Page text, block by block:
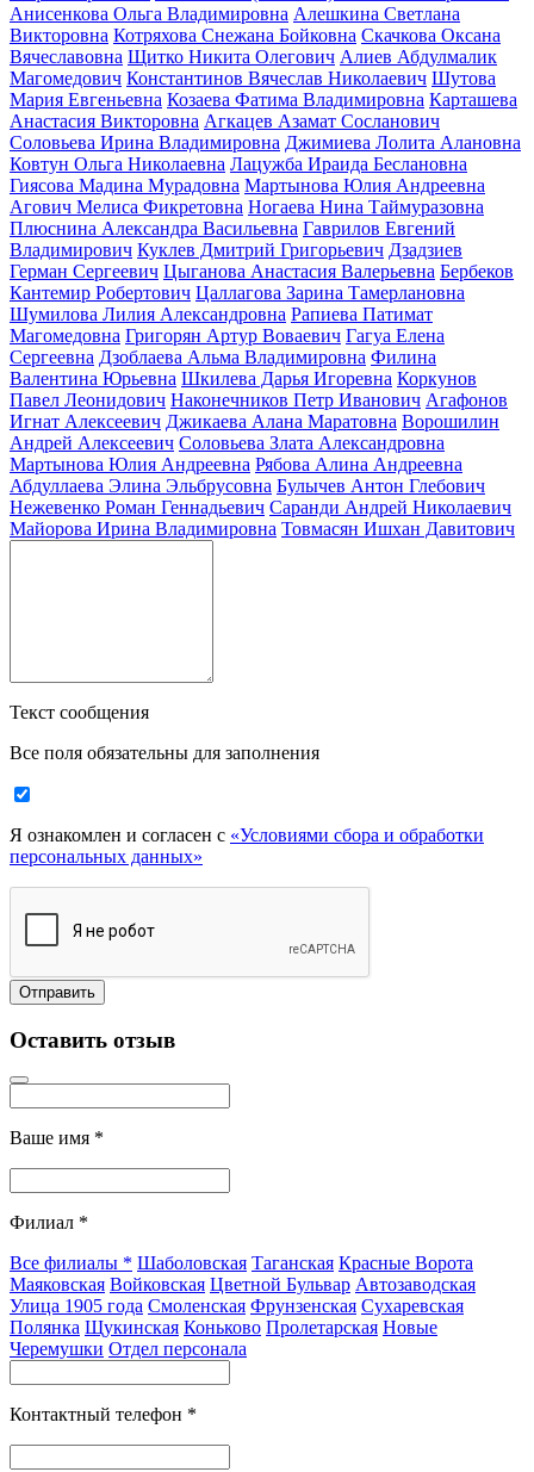
Анисенкова Ольга Владимировна Алешкина Светлана
Викторовна Котряхова Снежана Бойковна Скачкова Оксана
Вячеславовна Щитко Никита Олегович Алиев Абдулмалик
Магомедович Константинов Вячеслав Николаевич Шутова
Мария Евгеньевна Козаева Фатима Владимировна Карташева
Анастасия Викторовна Агкацев Азамат Сосланович
Соловьева Ирина Владимировна Джимиева Лолита Алановна
Ковтун Ольга Николаевна Лацужба Ираида Беслановна
Гиясова Мадина Мурадовна Мартынова Юлия Андреевна
Агович Мелиса Фикретовна Ногаева Нина Таймуразовна
Плюснина Александра Васильевна Гаврилов Евгений
Владимирович Куклев Дмитрий Григорьевич Дзадзиев
Герман Сергеевич Цыганова Анастасия Валерьевна Бербеков
Кантемир Робертович Цаллагова Зарина Тамерлановна
Шумилова Лилия Александровна Рапиева Патимат
Магомедовна Григорян Артур Воваевич Гагуа Елена
Сергеевна Дзоблаева Альма Владимировна Филина
Валентина Юрьевна Шкилева Дарья Игоревна Коркунов
Павел Леонидович Наконечников Петр Иванович Агафонов
Игнат Алексеевич Джикаева Алана Маратовна Ворошилин
Андрей Алексеевич Соловьева Злата Александровна
Мартынова Юлия Андреевна Рябова Алина Андреевна
Абдуллаева Элина Эльбрусовна Булычев Антон Глебович
Нежевенко Роман Геннадьевич Саранди Андрей Николаевич
Майорова Ирина Владимировна Товмасян Ишхан Давитович
Текст сообщения
Все поля обязательны для заполнения
Я ознакомлен и согласен с «Условиями сбора и обработки
персональных данных»
Оставить отзыв
Ваше имя *
Филиал *
Все филиалы * Шаболовская Таганская Красные Ворота
Маяковская Войковская Цветной Бульвар Автозаводская
Улица 1905 года Смоленская Фрунзенская Сухаревская
Полянка Щукинская Коньково Пролетарская Новые
Черемушки Отдел персонала
Контактный телефон *